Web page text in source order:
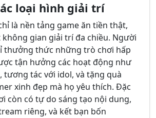
loại hình giải trí
là nền tảng game ăn tiền thật,
không gian giải trí đa chiều. Người
thưởng thức những trò chơi hấp
tận hưởng các hoạt động như
tương tác với idol, và tặng quà
xinh đẹp mà họ yêu thích. Đặc
còn có tự do sáng tạo nội dung,
riêng, và kết bạn bốn